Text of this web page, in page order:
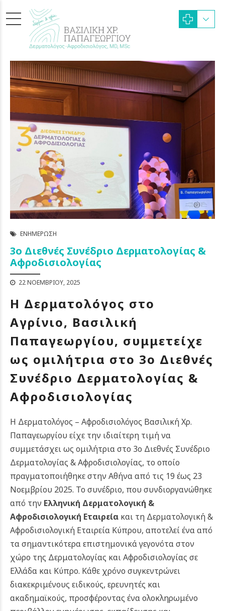
ΕΝΗΜΈΡΩΣΗ
3ο Διεθνές Συνέδριο Δερματολογίας &
Αφροδισιολογίας
22 ΝΟΕΜΒΡΊΟΥ, 2025
Η Δερματολόγος στο
Αγρίνιο, Βασιλική
Παπαγεωργίου, συμμετείχε
ως ομιλήτρια στο 3ο Διεθνές
Συνέδριο Δερματολογίας &
Αφροδισιολογίας
Η Δερματολόγος – Αφροδισιολόγος Βασιλική Χρ.
Παπαγεωργίου είχε την ιδιαίτερη τιμή να
συμμετάσχει ως ομιλήτρια στο 3ο Διεθνές Συνέδριο
Δερματολογίας & Αφροδισιολογίας, το οποίο
πραγματοποιήθηκε στην Αθήνα από τις 19 έως 23
Νοεμβρίου 2025. Το συνέδριο, που συνδιοργανώθηκε
από την Ελληνική Δερματολογική &
Αφροδισιολογική Εταιρεία και τη Δερματολογική &
Αφροδισιολογική Εταιρεία Κύπρου, αποτελεί ένα από
τα σημαντικότερα επιστημονικά γεγονότα στον
χώρο της Δερματολογίας και Αφροδισιολογίας σε
Ελλάδα και Κύπρο. Κάθε χρόνο συγκεντρώνει
διακεκριμένους ειδικούς, ερευνητές και
ακαδημαϊκούς, προσφέροντας ένα ολοκληρωμένο